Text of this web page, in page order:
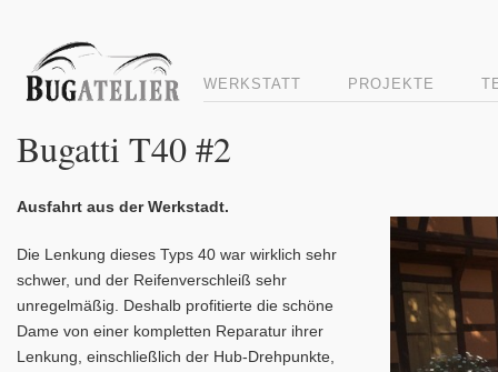
WERKSTATT PROJEKTE
Bugatti T40 #2
Ausfahrt aus der Werkstadt.
Die Lenkung dieses Typs 40 war wirklich sehr
schwer, und der Reifenverschleiß sehr
unregelmäßig. Deshalb profitierte die schöne
Dame von einer kompletten Reparatur ihrer
Lenkung, einschließlich der Hub-Drehpunkte,
Video
Player